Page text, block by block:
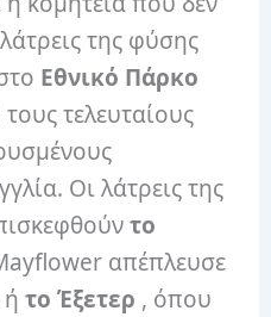
της φύσης
Εθνικό Πάρκο
τελευταίους
Οι λάτρεις της
το
απέπλευσε
ήτο Έξετερ , όπου